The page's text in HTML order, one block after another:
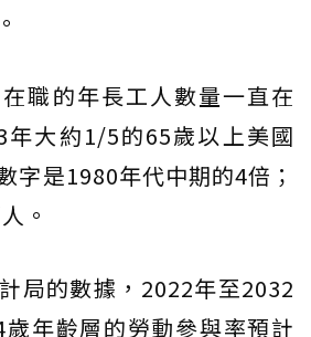
職的年長工人數量一直在
年大約1/5的65歲以上美國
字是1980年代中期的4倍；
。
局的數據，2022年至2032
年齡層的勞動參與率預計